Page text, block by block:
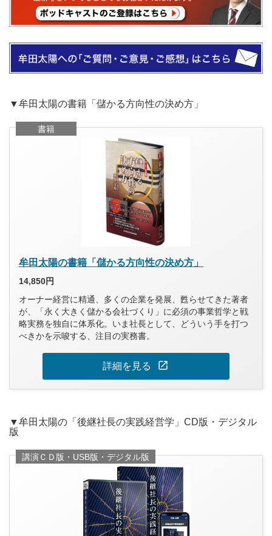
▼牟田太陽の書籍「儲かる方向性の決め方」
書籍
牟田太陽の書籍「儲かる方向性の決め方」
14,850円
オーナー経営に精通、多くの企業を発展、甦らせてきた著者
が、「永く大きく儲かる会社づくり」に必須の事業哲学と戦
略実務を独自に体系化。いま社長として、どういう手を打つ
べきかを示唆する、注目の実務書。
詳細を見る open_in_new
▼牟田太陽の「後継社長の実践経営学」CD版・デジタル
版
講演ＣＤ版・USB版・デジタル版